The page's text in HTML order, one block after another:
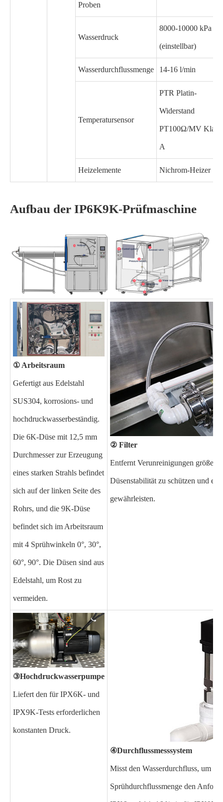
Proben
Wasserdruck
8000-10000 kPa
(einstellbar)
Wasserdurchflussmenge 14-16 l/min
Temperatursensor
PTR Platin-
Widerstand
PT100Ω/MV
A
Heizelemente Nichrom-Heizer
Aufbau der IP6K9K-Prüfmaschine
① Arbeitsraum
Gefertigt aus Edelstahl
SUS304, korrosions- und
hochdruckwasserbeständig.
Die 6K-Düse mit 12,5 mm
Durchmesser zur Erzeugung
eines starken Strahls befindet
sich auf der linken Seite des
Rohrs, und die 9K-Düse
befindet sich im Arbeitsraum
mit 4 Sprühwinkeln 0°, 30°,
60°, 90°. Die Düsen sind aus
Edelstahl, um Rost zu
vermeiden.
② Filter
Entfernt Verunreinigungen größer
Düsenstabilität zu schützen und
gewährleisten.
③Hochdruckwasserpumpe
Liefert den für IPX6K- und
IPX9K-Tests erforderlichen
konstanten Druck.
④Durchflussmesssystem
Misst den Wasserdurchfluss, um
Sprühdurchflussmenge den